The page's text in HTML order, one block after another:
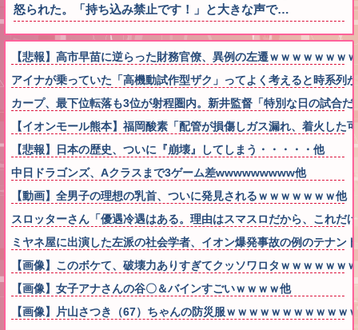
怒られた。「持ち込み禁止です！」と大きな声で…
【悲報】高市早苗に逆らった財務官僚、異例の左遷ｗｗｗｗｗｗｗ
アイナが乗っていた「高機動試作型ザク」ってよく考えると時系列
カープ、最下位転落も3位が射程圏内。新井監督「特別な日の試合
【イオンモール熊本】福岡酸素「配管が損傷しガス漏れ、着火し
【悲報】日本の歴史、ついに『崩壊』してしまう・・・・・他
中日ドラゴンズ、Aクラスまで3ゲーム差wwwwwwwww他
【動画】全男子の理想の乳首、ついに発見されるｗｗｗｗｗｗｗ他
スロッターさん「優遇冷遇はある。理由はスマスロだから、これだ
ミヤネ屋に出演した左派の社会学者、イオン爆発事故の例のテナ
【画像】このボケて、破壊力ありすぎてクッソワロタｗｗｗｗｗｗ
【画像】女子アナさんの谷〇＆バインすごいｗｗｗｗ他
【画像】片山さつき（67）ちゃんの防災服ｗｗｗｗｗｗｗｗｗｗｗ